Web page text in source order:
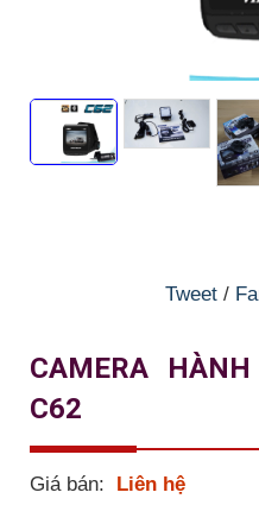
Tweet /
CAMERA
C62
Giá bán: Liên hệ